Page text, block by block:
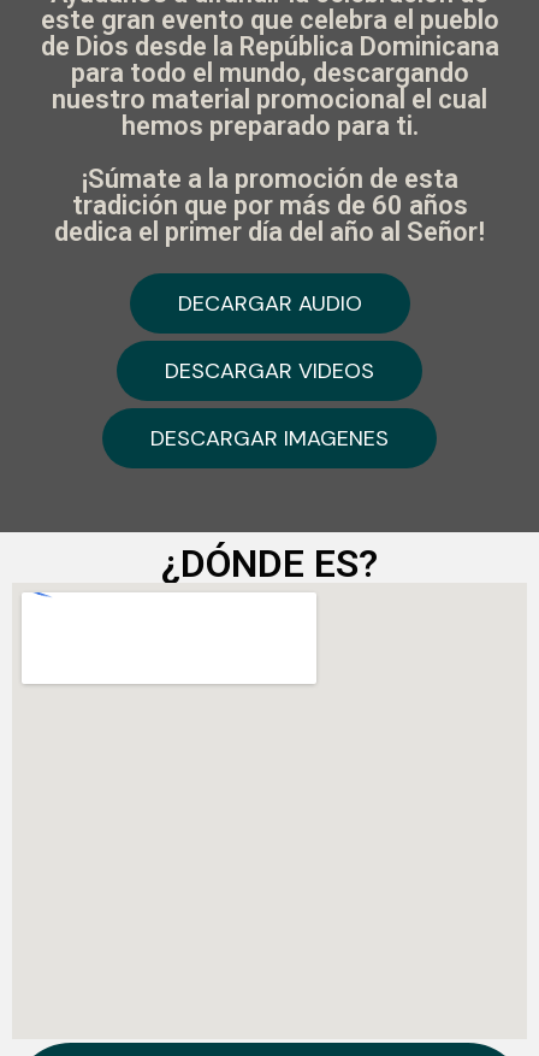
este gran evento que celebra el pueblo
de Dios desde la República Dominicana
para todo el mundo, descargando
nuestro material promocional el cual
hemos preparado para ti.
¡Súmate a la promoción de esta
tradición que por más de 60 años
dedica el primer día del año al Señor!
DECARGAR AUDIO
DECARGAR AUDIO
DESCARGAR VIDEOS
DESCARGAR VIDEOS
DESCARGAR IMAGENES
DESCARGAR IMAGENES
¿DÓNDE ES?